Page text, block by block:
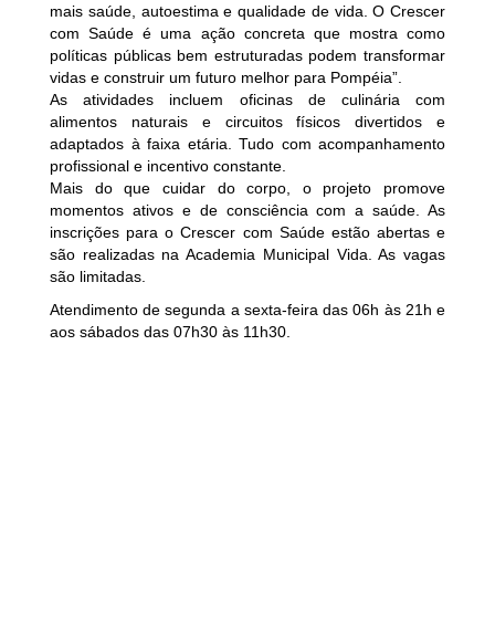
mais saúde, autoestima e qualidade de vida. O Crescer
com Saúde é uma ação concreta que mostra como
políticas públicas bem estruturadas podem transformar
vidas e construir um futuro melhor para Pompéia”.
As atividades incluem oficinas de culinária com
alimentos naturais e circuitos físicos divertidos e
adaptados à faixa etária. Tudo com acompanhamento
profissional e incentivo constante.
Mais do que cuidar do corpo, o projeto promove
momentos ativos e de consciência com a saúde. As
inscrições para o Crescer com Saúde estão abertas e
são realizadas na Academia Municipal Vida. As vagas
são limitadas.
Atendimento de segunda a sexta-feira das 06h às 21h e
aos sábados das 07h30 às 11h30.